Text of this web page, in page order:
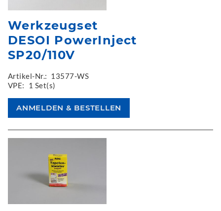
Werkzeugset
DESOI PowerInject
SP20/110V
Artikel-Nr.: 13577-WS
VPE:
1 Set(s)